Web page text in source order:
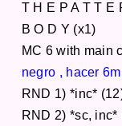
T H E P A T
B O D Y
MC 6 with
negro , hacer
RND 1)
RND 2) *sc,